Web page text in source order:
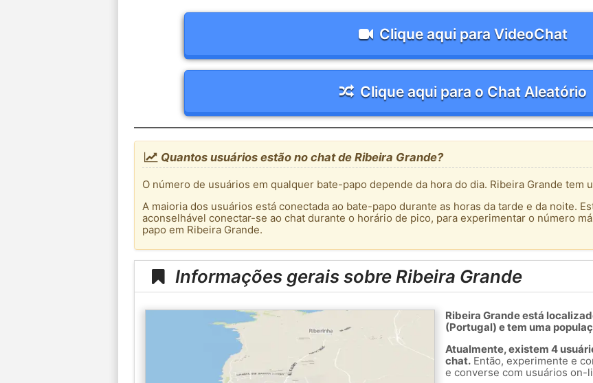
Clique aqui para VideoChat
Clique aqui para o Chat Aleatório
Quantos usuários estão no chat de Ribeira Grande?
O número de usuários em qualquer bate-papo depende da hora do dia. Ribeira Grande tem
A maioria dos usuários está conectada ao bate-papo durante as horas da tarde e da noite.
aconselhável conectar-se ao chat durante o horário de pico, para experimentar o número
papo em Ribeira Grande.
Informações gerais sobre Ribeira Grande
Ribeira Grande está
(Portugal) e tem uma
Atualmente, existem 4
chat.Então, experimente e
e converse com usuários on-